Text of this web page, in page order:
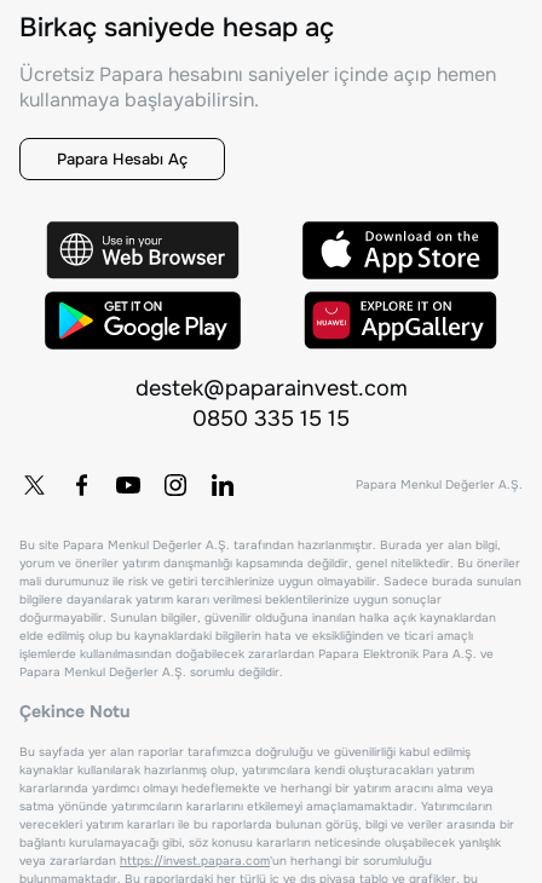
Birkaç saniyede hesap aç
Ücretsiz Papara hesabını saniyeler içinde açıp hemen
kullanmaya başlayabilirsin.
Papara Hesabı Aç
destek@paparainvest.com
0850 335 15 15
Papara Menkul Değerler A.Ş.
Bu site Papara Menkul Değerler A.Ş. tarafından hazırlanmıştır. Burada yer alan bilgi,
yorum ve öneriler yatırım danışmanlığı kapsamında değildir, genel niteliktedir. Bu öneriler
mali durumunuz ile risk ve getiri tercihlerinize uygun olmayabilir. Sadece burada sunulan
bilgilere dayanılarak yatırım kararı verilmesi beklentilerinize uygun sonuçlar
doğurmayabilir. Sunulan bilgiler, güvenilir olduğuna inanılan halka açık kaynaklardan
elde edilmiş olup bu kaynaklardaki bilgilerin hata ve eksikliğinden ve ticari amaçlı
işlemlerde kullanılmasından doğabilecek zararlardan Papara Elektronik Para A.Ş. ve
Papara Menkul Değerler A.Ş. sorumlu değildir.
Çekince Notu
Bu sayfada yer alan raporlar tarafımızca doğruluğu ve güvenilirliği kabul edilmiş
kaynaklar kullanılarak hazırlanmış olup, yatırımcılara kendi oluşturacakları yatırım
kararlarında yardımcı olmayı hedeflemekte ve herhangi bir yatırım aracını alma veya
satma yönünde yatırımcıların kararlarını etkilemeyi amaçlamamaktadır. Yatırımcıların
verecekleri yatırım kararları ile bu raporlarda bulunan görüş, bilgi ve veriler arasında bir
bağlantı kurulamayacağı gibi, söz konusu kararların neticesinde oluşabilecek yanlışlık
veya zararlardan https://invest.papara.com'un herhangi bir sorumluluğu
bulunmamaktadır. Bu raporlardaki her türlü iç ve dış piyasa tablo ve grafikler, bu